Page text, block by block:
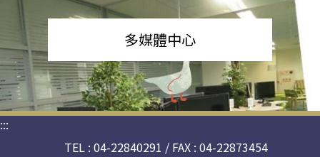
多媒體中心
:::
TEL : 04-22840291 / FAX : 04-22873454